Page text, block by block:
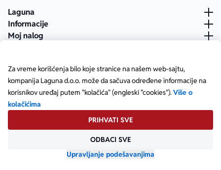
Za vreme korišćenja bilo koje stranice na našem web-sajtu,
kompanija Laguna d.o.o. može da sačuva određene informacije na
korisnikov uređaj putem "kolačića" (engleski "cookies").Više o
kolačićima
PRIHVATI SVE
ODBACI SVE
Upravljanje podešavanjima
Laguna
Informacije
Moj nalog
Copyright © Laguna d.o.o. Starine Novaka 23, Beograd •
Matični broj: 17414844
Posetite našu Facebook stranicu
Posetite našu X stranicu
Posetite našu Instagram stranicu
Posetite naš YouTube
Posetite našu TikTok stranicu
Posetite našu LinkedIn stranicu